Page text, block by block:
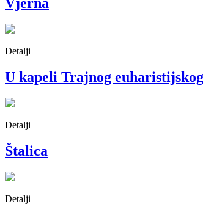
Detalji
U kapeli Trajnog
Detalji
Štalica
Detalji